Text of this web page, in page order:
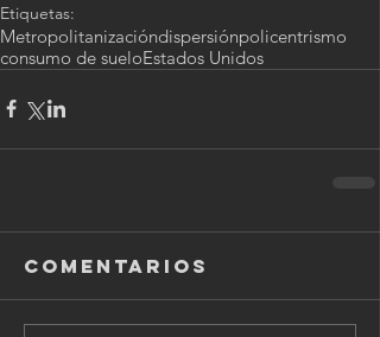
Etiquetas:
Metropolitanizacióndispersiónpolicentrismo
consumo de sueloEstados Unidos
Comentarios